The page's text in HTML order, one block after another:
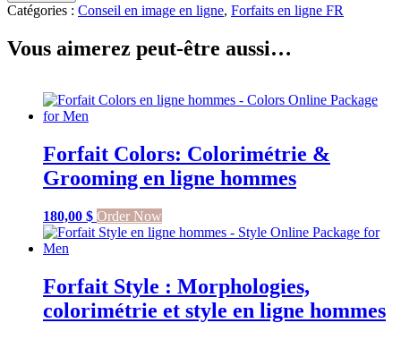
Analyse
corps
&
visage
hommes
Catégories : Conseil en image en ligne, Forfaits en ligne FR
Vous aimerez peut-être aussi…
Forfait Colors: Colorimétrie &
Grooming en ligne hommes
180,00 $ Order Now
Forfait Style : Morphologies,
colorimétrie et style en ligne hommes